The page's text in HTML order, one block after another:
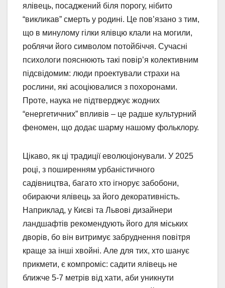
ялівець, посаджений біля порогу, нібито
“викликав” смерть у родині. Це пов’язано з тим,
що в минулому гілки ялівцю клали на могили,
роблячи його символом потойбіччя. Сучасні
психологи пояснюють такі повір’я колективним
підсвідомим: люди проектували страхи на
рослини, які асоціювалися з похоронами.
Проте, наука не підтверджує жодних
“енергетичних” впливів – це радше культурний
феномен, що додає шарму нашому фольклору.
Цікаво, як ці традиції еволюціонували. У 2025
році, з поширенням урбаністичного
садівництва, багато хто ігнорує забобони,
обираючи ялівець за його декоративність.
Наприклад, у Києві та Львові дизайнери
ландшафтів рекомендують його для міських
дворів, бо він витримує забруднення повітря
краще за інші хвойні. Але для тих, хто шанує
прикмети, є компроміс: садити ялівець не
ближче 5-7 метрів від хати, аби уникнути